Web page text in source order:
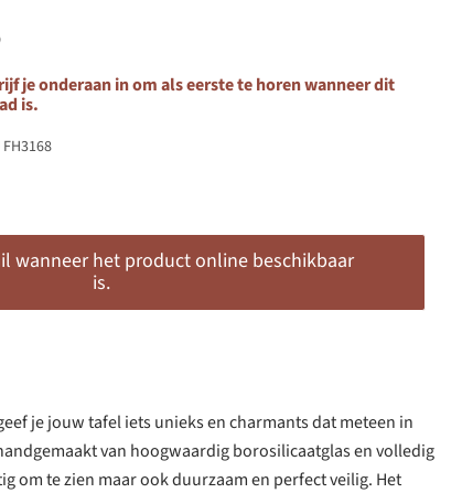
je onderaan in om als eerste te horen wanneer dit
is.
FH3168
wanneer het product online beschikbaar
is.
je jouw tafel iets unieks en charmants dat meteen in
van hoogwaardig borosilicaatglas en volledig
om te zien maar ook duurzaam en perfect veilig. Het